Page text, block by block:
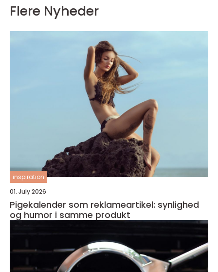
Flere Nyheder
inspiration
01. July 2026
Pigekalender som reklameartikel: synlighed
og humor i samme produkt